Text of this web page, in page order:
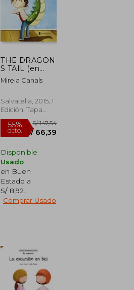
55%
dcto.
S/ 147,54
S/ 66,39
THE DRAGON
S TAIL (en
Inglés)
Mireia Canals
Salvatella, 2015, 1
Edición, Tapa
Blanda, Nuevo
55% S/ 147,54
Disponible
Usado
en Buen
Estado a
S/ 8,92
Comprar Usado